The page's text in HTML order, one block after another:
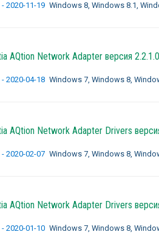
2020-11-19 Windows 8, Windows 8.1,
AQtion Network Adapter версия 2.2.1.0
2020-04-18 Windows 7, Windows 8,
AQtion Network Adapter Drivers
2020-02-07 Windows 7, Windows 8,
AQtion Network Adapter Drivers
2020-01-10 Windows 7, Windows 8,